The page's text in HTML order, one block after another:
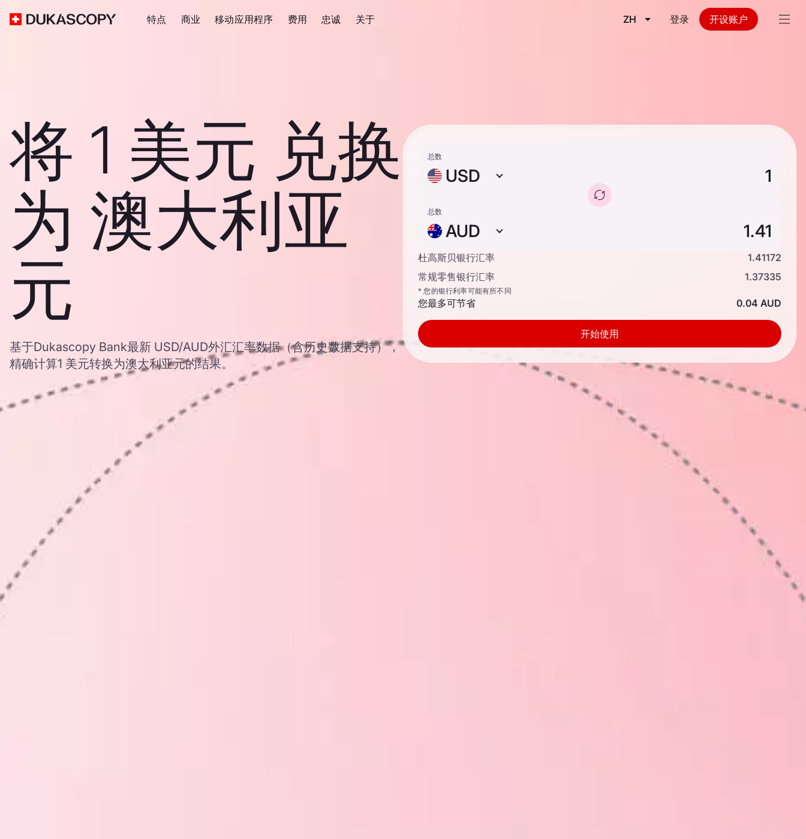
特点 商业 移动应用程序 费用 忠诚 关于 ZH 登录 开设账户
将 1 美元 兑换
为 澳大利亚
元
基于Dukascopy Bank最新 USD/AUD外汇汇率数据（含历史数据支持），
精确计算1 美元转换为澳大利亚元的结果。
总数
USD
总数
AUD
杜高斯贝银行汇率
1.41172
常规零售银行汇率
1.37335
* 您的银行利率可能有所不同
您最多可节省 0.04 AUD
开始使用